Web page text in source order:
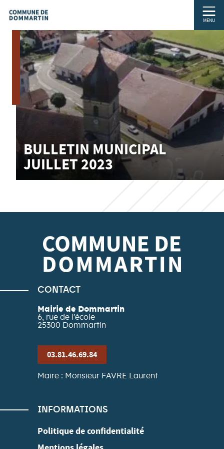
MENU
BULLETIN MUNICIPAL
JUILLET 2023
CONTACT
Mairie de Dommartin
6, rue de l'école
25300 Dommartin
03.81.46.69.84
Maire : Monsieur FAVRE Laurent
INFORMATIONS
Politique de confidentialité